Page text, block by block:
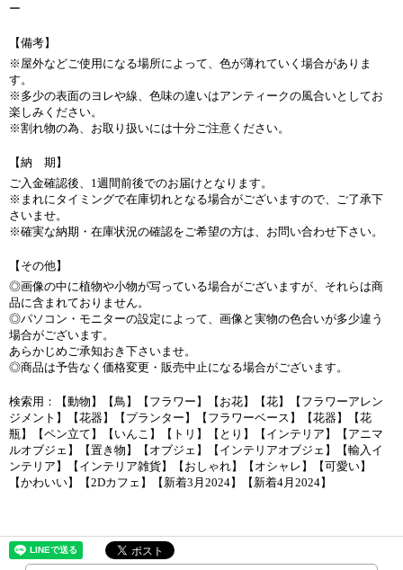
ー
【備考】
※屋外などご使用になる場所によって、色が薄れていく場合がありま
す。
※多少の表面のヨレや線、色味の違いはアンティークの風合いとしてお
楽しみください。
※割れ物の為、お取り扱いには十分ご注意ください。
【納 期】
ご入金確認後、1週間前後でのお届けとなります。
※まれにタイミングで在庫切れとなる場合がございますので、ご了承下
さいませ。
※確実な納期・在庫状況の確認をご希望の方は、お問い合わせ下さい。
【その他】
◎画像の中に植物や小物が写っている場合がございますが、それらは商
品に含まれておりません。
◎パソコン・モニターの設定によって、画像と実物の色合いが多少違う
場合がございます。
あらかじめご承知おき下さいませ。
◎商品は予告なく価格変更・販売中止になる場合がございます。
検索用：【動物】【鳥】【フラワー】【お花】【花】【フラワーアレン
ジメント】【花器】【プランター】【フラワーベース】【花器】【花
瓶】【ペン立て】【いんこ】【トリ】【とり】【インテリア】【アニマ
ルオブジェ】【置き物】【オブジェ】【インテリアオブジェ】【輸入イ
ンテリア】【インテリア雑貨】【おしゃれ】【オシャレ】【可愛い】
【かわいい】【2Dカフェ】【新着3月2024】【新着4月2024】